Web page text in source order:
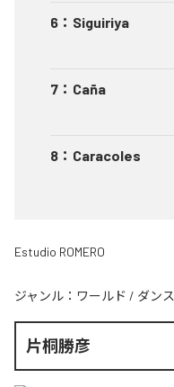
6 ： Siguiriya
7 ： Caña
8 ： Caracoles
Estudio ROMERO
ジャンル： ワールド / ダンス
片桐勝彦